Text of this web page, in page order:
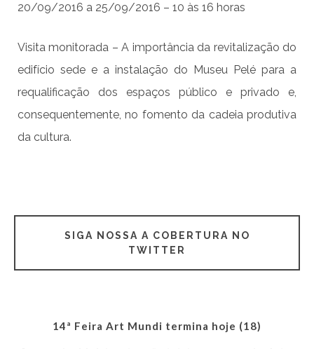
20/09/2016 a 25/09/2016 – 10 às 16 horas
Visita monitorada – A importância da revitalização do
edifício sede e a instalação do Museu Pelé para a
requalificação dos espaços público e privado e,
consequentemente, no fomento da cadeia produtiva
da cultura.
SIGA NOSSA A COBERTURA NO
TWITTER
14ª Feira Art Mundi termina hoje (18)